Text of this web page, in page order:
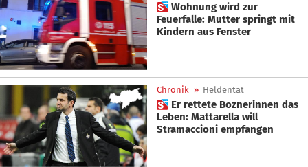
 Wohnung wird zur
Feuerfalle: Mutter springt mit
Kindern aus Fenster
Chronik » Heldentat
 Er rettete Boznerinnen das
Leben: Mattarella will
Stramaccioni empfangen